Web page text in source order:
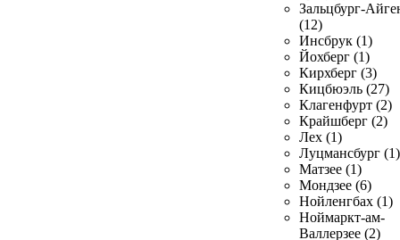
Зальцбург-
(12)
Инсбрук (1)
Йохберг (1)
Кирхберг (3)
Кицбюэль (27)
Клагенфурт (2)
Крайшберг (2)
Лех (1)
Луцмансбург (1)
Матзее (1)
Мондзее (6)
Нойленгбах (1)
Ноймаркт-ам-
Валлерзее (2)